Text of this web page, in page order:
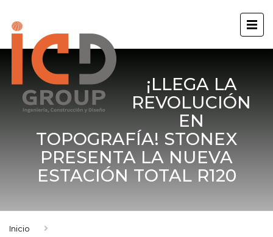
¡LLEGA LA
REVOLUCIÓN
EN
TOPOGRAFÍA! STONEX
PRESENTA LA NUEVA
ESTACIÓN TOTAL R120
Inicio